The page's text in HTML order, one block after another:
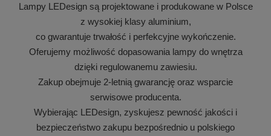
Lampy LEDesign są projektowane i produkowane w Polsce
z wysokiej klasy aluminium,
co gwarantuje trwałość i perfekcyjne wykończenie.
Oferujemy możliwość dopasowania lampy do wnętrza
dzięki regulowanemu zawiesiu.
Zakup obejmuje 2-letnią gwarancję oraz wsparcie
serwisowe producenta.
Wybierając LEDesign, zyskujesz pewność jakości i
bezpieczeństwo zakupu bezpośrednio u polskiego